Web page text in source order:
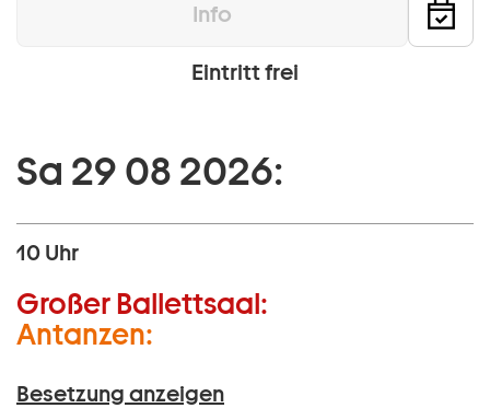
Info
Eintritt frei
Sa 29 08 2026:
10 Uhr
Großer Ballettsaal:
Antanzen:
Besetzung anzeigen